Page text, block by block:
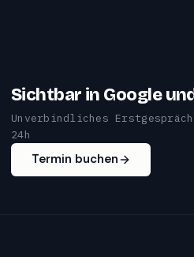
Sichtbar in Google
Unverbindliches
24h
Termin buchen